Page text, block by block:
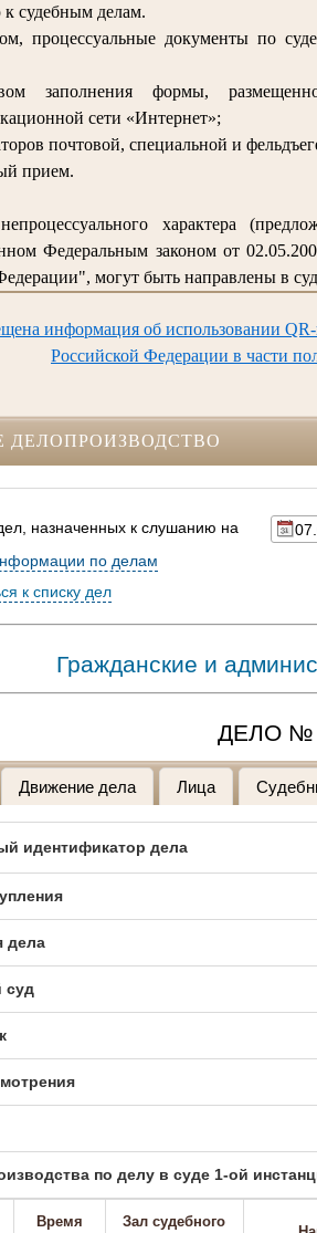
судебным делам.
процессуальные документы по
заполнения формы,
сети «Интернет»;
почтовой, специальной и
прием.
характера
Федеральным законом от
могут быть направлены в
информация об использовании
Российской Федерации в части
ДЕЛОПРОИЗВОДСТВО
назначенных к слушанию на
по делам
к списку дел
Гражданские и
ДЕЛО №
Движение дела Лица
идентификатор дела
дела
суд
по делу в суде 1-ой
Время
Зал судебного